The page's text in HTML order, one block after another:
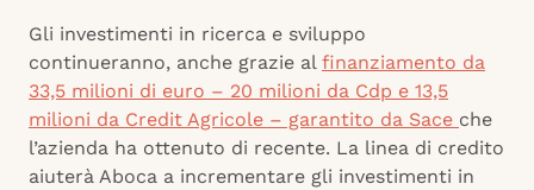
Gli investimenti in ricerca e sviluppo
continueranno, anche grazie al finanziamento da
33,5 milioni di euro – 20 milioni da Cdp e 13,5
milioni da Credit Agricole – garantito da Sace che
l’azienda ha ottenuto di recente. La linea di credito
aiuterà Aboca a incrementare gli investimenti in